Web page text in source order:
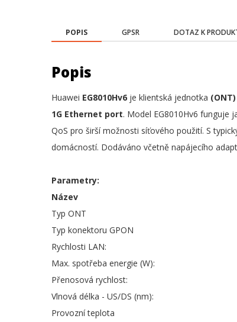
POPIS GPSR DOTAZ K
Popis
Huawei EG8010Hv6 je klientská jednotka (ONT)
1G Ethernet port. Model EG8010Hv6 funguje
QoS pro širší možnosti síťového použití. S
domácností. Dodáváno včetně napájecího
Parametry:
Název
Typ ONT
Typ konektoru GPON
Rychlosti LAN:
Max. spotřeba energie (W):
Přenosová rychlost:
Vlnová délka - US/DS (nm):
Provozní teplota